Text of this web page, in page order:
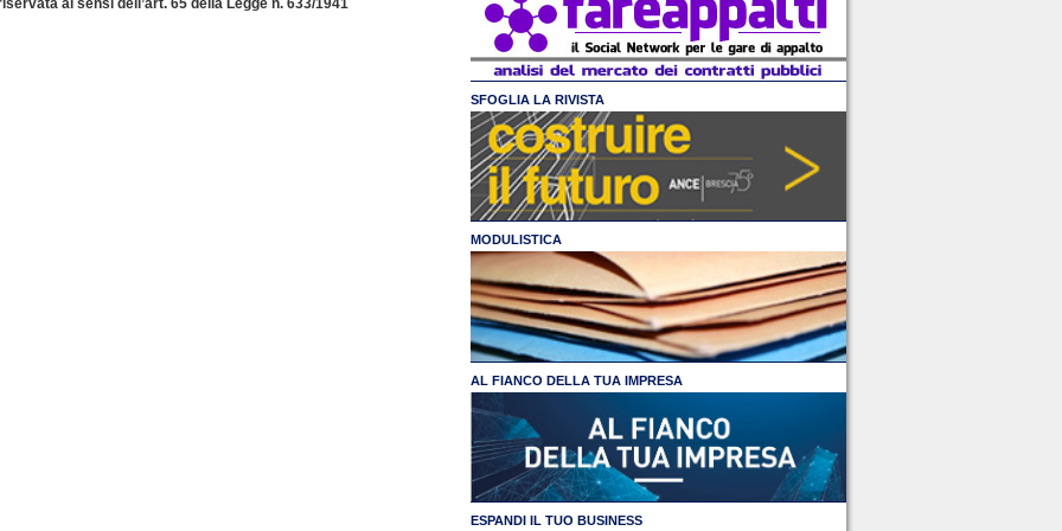
SFOGLIA LA RIVISTA
MODULISTICA
AL FIANCO DELLA TUA IMPRESA
ESPANDI IL TUO BUSINESS